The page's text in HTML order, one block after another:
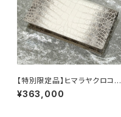
【特別限定品】ヒマラヤクロコダ
イル 無双 200万円入る長財
布 札入れ
¥363,000